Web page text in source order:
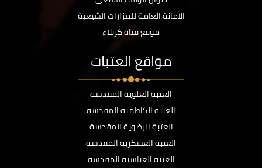
الامانة العامة للمزارات الشيعية
موقع قناة كربلاء
مواقع العتبات
العتبة العلوية المقدسة
العتبة الكاظمية المقدسة
العتبة الرضوية المقدسة
العتبة العسكرية المقدسة
العتبة العباسية المقدسة